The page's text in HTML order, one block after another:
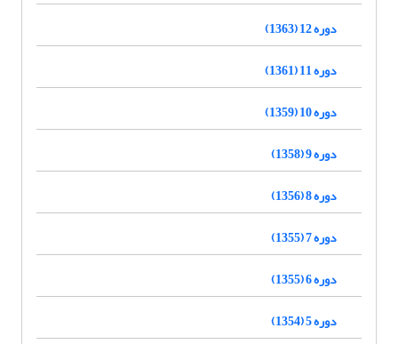
دوره 12 (1363)
دوره 11 (1361)
دوره 10 (1359)
دوره 9 (1358)
دوره 8 (1356)
دوره 7 (1355)
دوره 6 (1355)
دوره 5 (1354)